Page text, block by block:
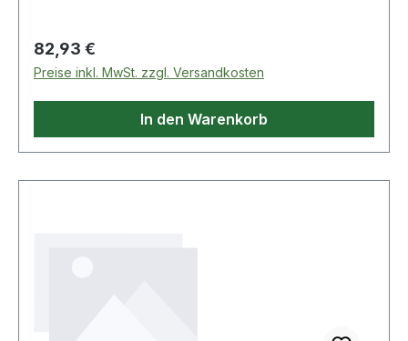
Regulärer Preis:
82,93 €
Preise inkl. MwSt. zzgl. Versandkosten
In den Warenkorb